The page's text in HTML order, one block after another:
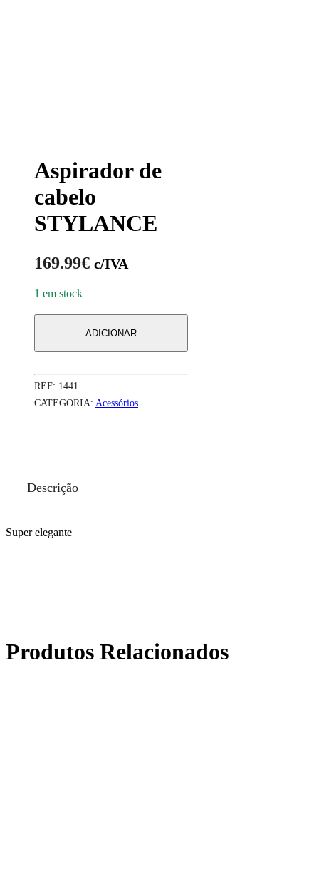
Aspirador de
cabelo
STYLANCE
169.99€ c/IVA
1 em stock
ADICIONAR
REF: 1441
CATEGORIA: Acessórios
Descrição
Super elegante
Produtos Relacionados